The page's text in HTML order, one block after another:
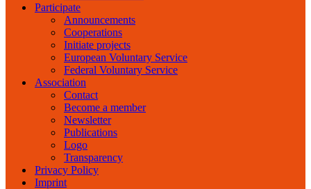
Participate
Announcements
Cooperations
Initiate projects
European Voluntary Service
Federal Voluntary Service
Association
Contact
Become a member
Newsletter
Publications
Logo
Transparency
Privacy Policy
Imprint